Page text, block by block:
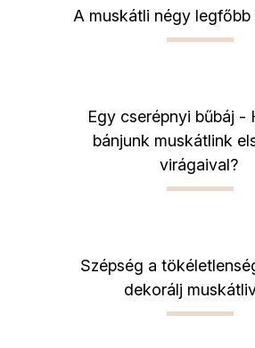
A muskátli négy legfőbb
Egy cserépnyi bűbáj -
bánjunk muskátlink
virágaival?
Szépség a
dekorálj